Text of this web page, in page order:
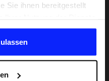
Sie ihnen bereitgestellt